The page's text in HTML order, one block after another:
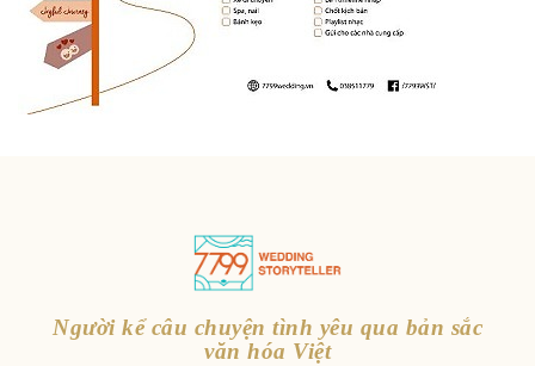
Người kể câu chuyện tình yêu qua bản sắc
văn hóa Việt